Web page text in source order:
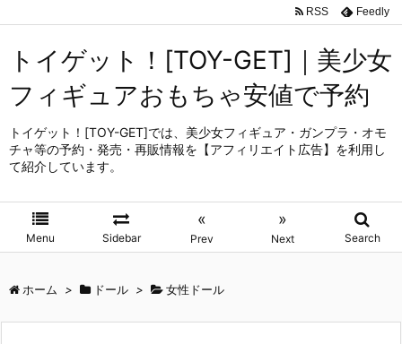
トイゲット！[TOY-GET]｜美少女
フィギュアおもちゃ安値で予約
トイゲット！[TOY-GET]では、美少女フィギュア・ガンプラ・オモ
チャ等の予約・発売・再販情報を【アフィリエイト広告】を利用し
て紹介しています。
Menu Sidebar
«
Prev
»
Next Search
RSS Feedly
ホーム > ドール > 女性ドール